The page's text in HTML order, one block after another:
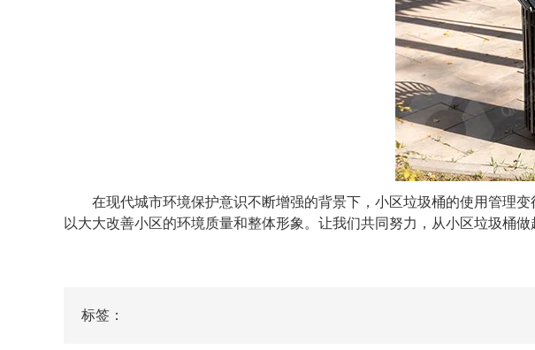
在现代城市环境保护意识不断增强的背景下，小区垃圾桶的使用管理变
以大大改善小区的环境质量和整体形象。让我们共同努力，从小区垃圾桶
标签：